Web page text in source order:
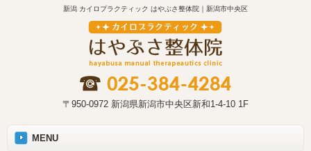
新潟 カイロプラクティック はやぶさ整体院｜新潟市中央区
〒950-0972 新潟県新潟市中央区新和1-4-10 1F
MENU